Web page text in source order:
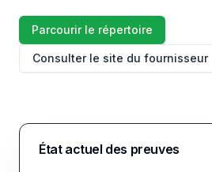
Parcourir le répertoire
Consulter le site du fournisseur
État actuel des preuves